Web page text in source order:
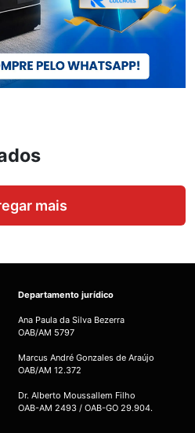
mais
Departamento jurídico
Ana Paula da Silva Bezerra
OAB/AM 5797
Marcus André Gonzales de Araújo
OAB/AM 12.372
Dr. Alberto Moussallem Filho
OAB-AM 2493 / OAB-GO 29.904.